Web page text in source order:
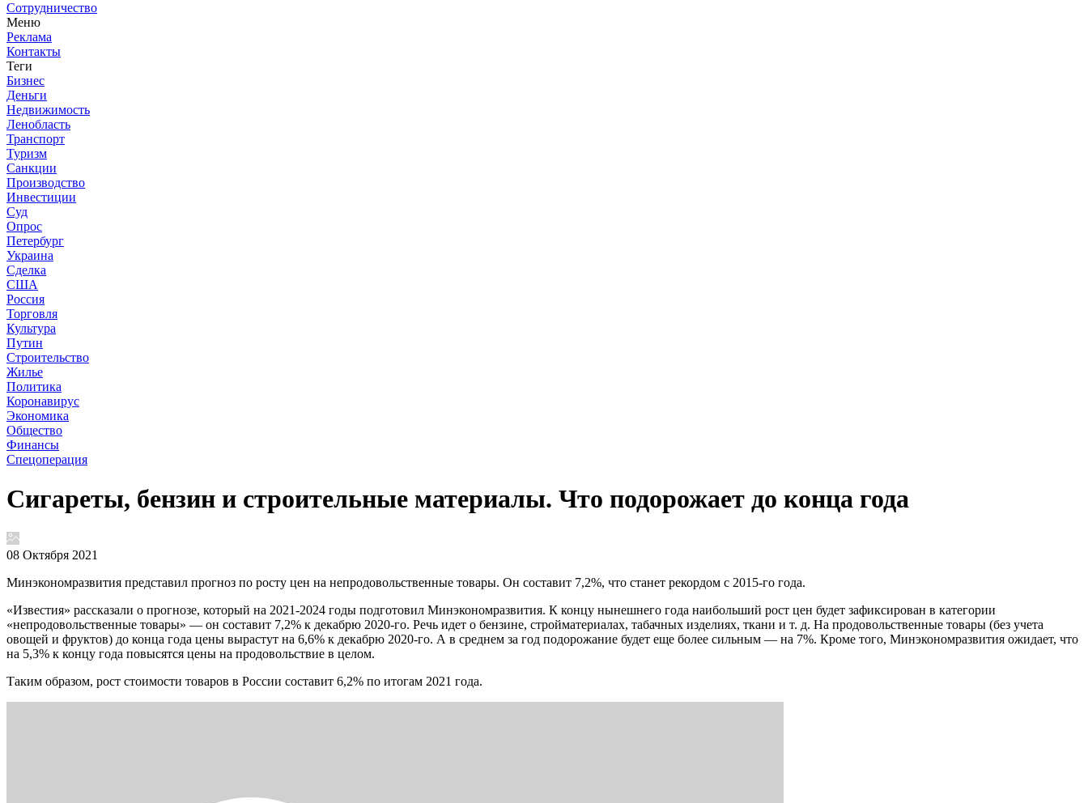
Сотрудничество
Меню
Реклама
Контакты
Теги
Бизнес
Деньги
Недвижимость
Ленобласть
Транспорт
Туризм
Санкции
Производство
Инвестиции
Суд
Опрос
Петербург
Украина
Сделка
США
Россия
Торговля
Культура
Путин
Строительство
Жилье
Политика
Коронавирус
Экономика
Общество
Финансы
Спецоперация
Сигареты, бензин и строительные материалы. Что подорожает до конца года
08 Октября 2021
Минэкономразвития представил прогноз по росту цен на непродовольственные товары. Он составит 7,2%, что станет рекордом с 2015-го года.
«Известия» рассказали о прогнозе, который на 2021-2024 годы подготовил Минэкономразвития. К концу нынешнего года наибольший рост цен будет зафиксирован в категории
«непродовольственные товары» — он составит 7,2% к декабрю 2020-го. Речь идет о бензине, стройматериалах, табачных изделиях, ткани и т. д. На продовольственные товары (без учета
овощей и фруктов) до конца года цены вырастут на 6,6% к декабрю 2020-го. А в среднем за год подорожание будет еще более сильным — на 7%. Кроме того, Минэкономразвития ожидает, что
на 5,3% к концу года повысятся цены на продовольствие в целом.
Таким образом, рост стоимости товаров в России составит 6,2% по итогам 2021 года.